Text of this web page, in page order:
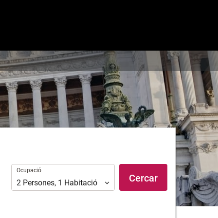
Ocupació
Ocupació
2 Persones, 1 Habitació Cercar